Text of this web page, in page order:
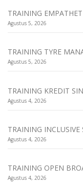
TRAINING
Agustus 5, 2026
TRAINING TYRE
Agustus 5, 2026
TRAINING KREDIT
Agustus 4, 2026
TRAINING INCLUSIVE
Agustus 4, 2026
TRAINING OPEN
Agustus 4, 2026